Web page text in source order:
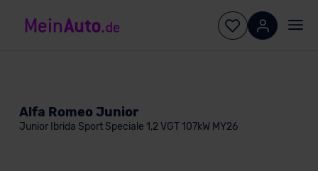
Alfa Romeo Junior
Junior Ibrida Sport Speciale 1,2 VGT 107kW MY26